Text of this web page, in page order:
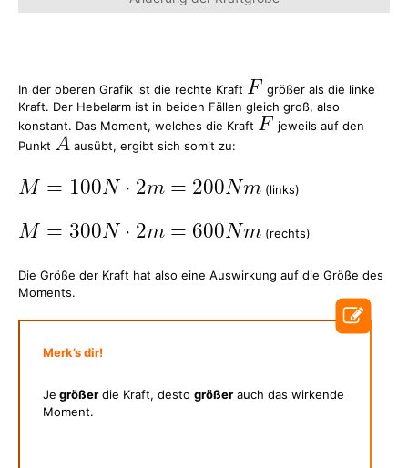
In der oberen Grafik ist die rechte Kraft
größer als die linke
Kraft. Der Hebelarm ist in beiden Fällen gleich groß, also
konstant. Das Moment, welches die Kraft
jeweils auf den
Punkt
ausübt, ergibt sich somit zu:
(links)
(rechts)
Die Größe der Kraft hat also eine Auswirkung auf die Größe des
Moments.
Merk’s dir!
Je größer die Kraft, desto größer auch das wirkende
Moment.